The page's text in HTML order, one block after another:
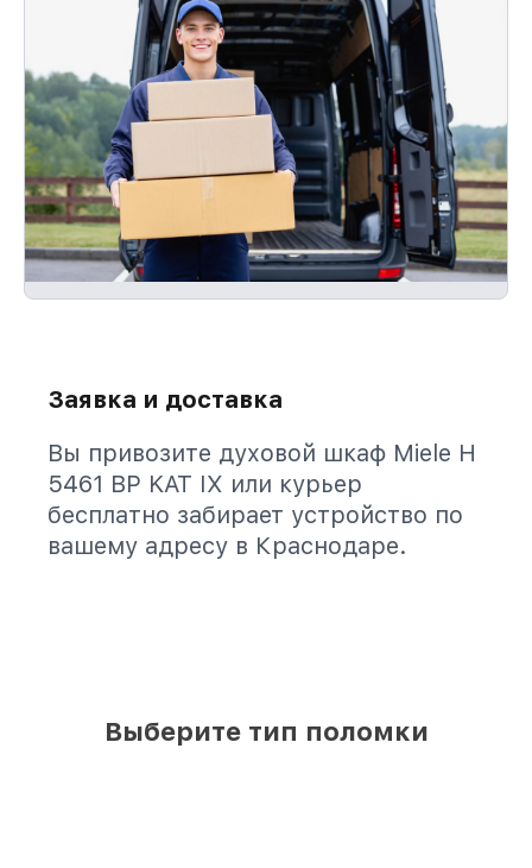
Заявка и доставка
Вы привозите духовой шкаф Miele H
5461 BP KAT IX или курьер
бесплатно забирает устройство по
вашему адресу в Краснодаре.
Выберите тип поломки